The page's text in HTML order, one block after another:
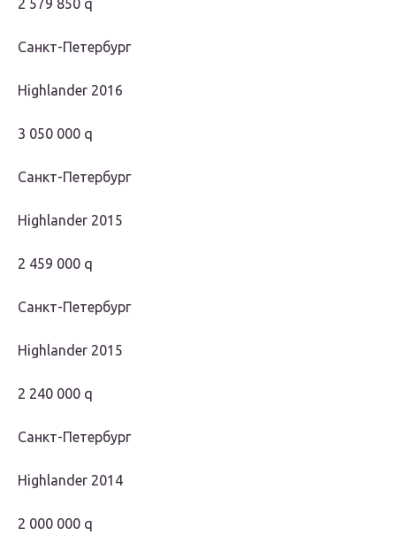
2 579 850 q
Санкт-Петербург
Highlander 2016
3 050 000 q
Санкт-Петербург
Highlander 2015
2 459 000 q
Санкт-Петербург
Highlander 2015
2 240 000 q
Санкт-Петербург
Highlander 2014
2 000 000 q